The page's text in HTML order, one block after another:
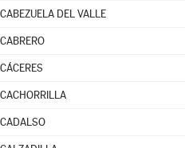
CABEZUELA DEL VALLE
CABRERO
CÁCERES
CACHORRILLA
CADALSO